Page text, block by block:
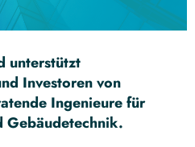
unterstützt
Investoren von
Ingenieure für
Gebäudetechnik.